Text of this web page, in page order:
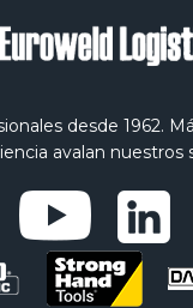
desde 1962.
avalan nuestros